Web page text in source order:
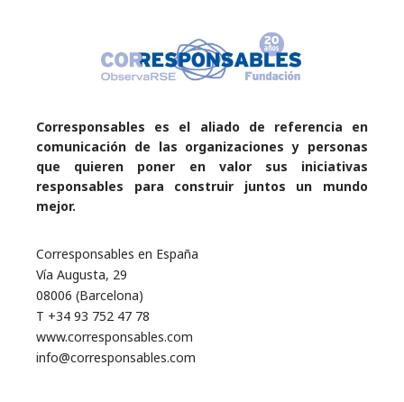
Corresponsables es el aliado de referencia en
comunicación de las organizaciones y personas
que quieren poner en valor sus iniciativas
responsables para construir juntos un mundo
mejor.
Corresponsables en España
Vía Augusta, 29
08006 (Barcelona)
T +34 93 752 47 78
www.corresponsables.com
info@corresponsables.com